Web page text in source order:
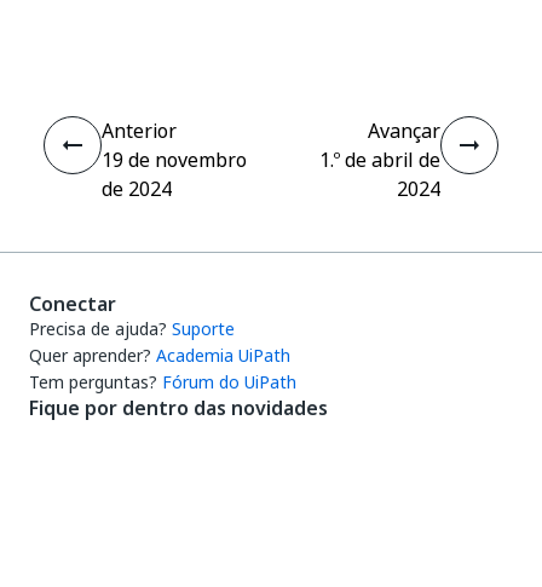
Anterior
19 de novembro
de 2024
Avançar
1.º de abril de
2024
Conectar
Precisa de ajuda? Suporte
Quer aprender? Academia UiPath
Tem perguntas? Fórum do UiPath
Fique por dentro das novidades